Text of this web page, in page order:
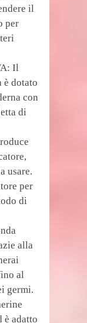
il
per
Il
è dotato
con
di
usare.
per
di
alla
al
germi.
è adatto